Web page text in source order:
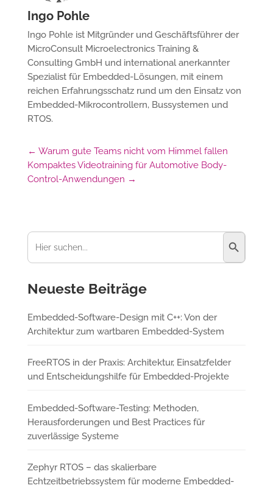
Ingo Pohle
Ingo Pohle ist Mitgründer und Geschäftsführer der
MicroConsult Microelectronics Training &
Consulting GmbH und international anerkannter
Spezialist für Embedded-Lösungen, mit einem
reichen Erfahrungsschatz rund um den Einsatz von
Embedded-Mikrocontrollern, Bussystemen und
RTOS.
← Warum gute Teams nicht vom Himmel fallen
Kompaktes Videotraining für Automotive Body-
Control-Anwendungen →
Suchen
nach:
Neueste Beiträge
Embedded-Software-Design mit C++: Von der
Architektur zum wartbaren Embedded-System
FreeRTOS in der Praxis: Architektur, Einsatzfelder
und Entscheidungshilfe für Embedded-Projekte
Embedded-Software-Testing: Methoden,
Herausforderungen und Best Practices für
zuverlässige Systeme
Zephyr RTOS – das skalierbare
Echtzeitbetriebssystem für moderne Embedded-